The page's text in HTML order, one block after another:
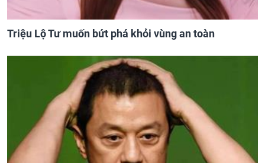
Triệu Lộ Tư muốn bứt phá khỏi vùng an toàn